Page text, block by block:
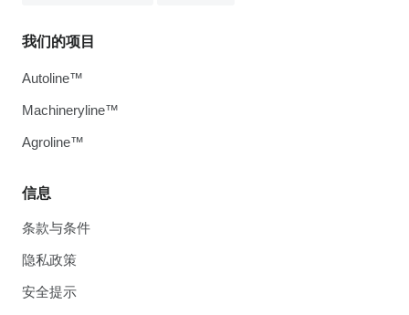
信息
条款与条件
隐私政策
安全提示
我们的项目
Autoline™
Machineryline™
Agroline™